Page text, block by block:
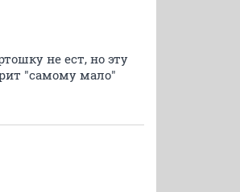
не ест, но эту
"самому мало"